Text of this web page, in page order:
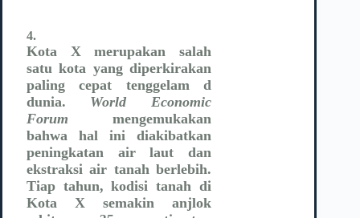
4.
Kota X merupakan salah
satu kota yang diperkirakan
paling cepat tenggelam d
dunia. World Economic
Forum mengemukakan
bahwa hal ini diakibatkan
peningkatan air laut dan
ekstraksi air tanah berlebih.
Tiap tahun, kodisi tanah di
Kota X semakin anjlok